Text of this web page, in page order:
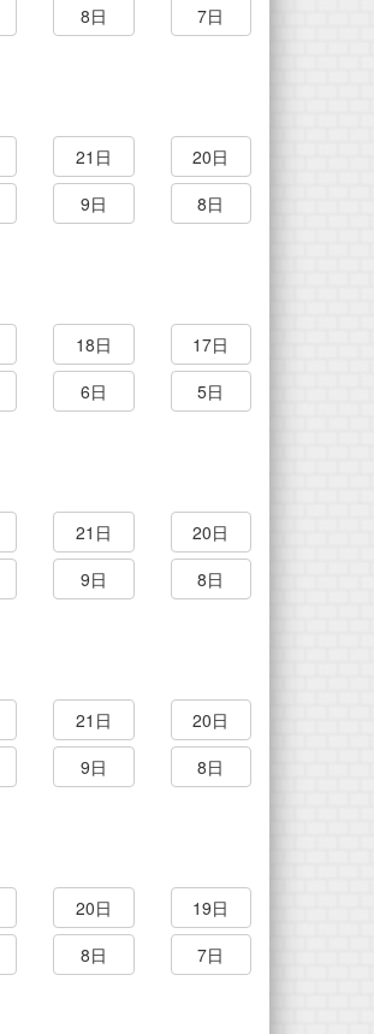
8日
7日
21日
20日
9日
8日
18日
17日
6日
5日
21日
20日
9日
8日
21日
20日
9日
8日
20日
19日
8日
7日